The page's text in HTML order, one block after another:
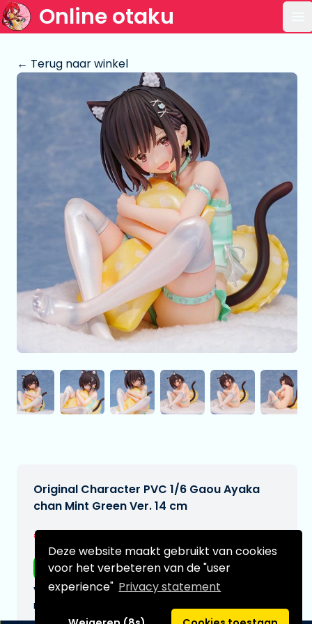
Deze website maakt gebruikt van cookies
voor het verbeteren van de "user
experience" Privacy statement
Online otaku
← Terug naar winkel
Original Character PVC 1/6 Gaou Ayaka
chan Mint Green Ver. 14 cm
€209,99
Gratis verzending
Verwachtte leverdatum:
n.v.t.